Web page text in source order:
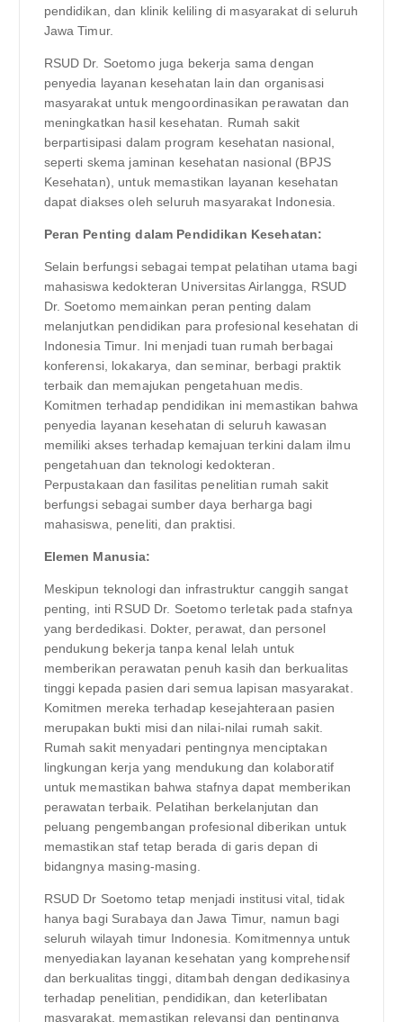
pendidikan, dan klinik keliling di masyarakat di seluruh
Jawa Timur.
RSUD Dr. Soetomo juga bekerja sama dengan
penyedia layanan kesehatan lain dan organisasi
masyarakat untuk mengoordinasikan perawatan dan
meningkatkan hasil kesehatan. Rumah sakit
berpartisipasi dalam program kesehatan nasional,
seperti skema jaminan kesehatan nasional (BPJS
Kesehatan), untuk memastikan layanan kesehatan
dapat diakses oleh seluruh masyarakat Indonesia.
Peran Penting dalam Pendidikan Kesehatan:
Selain berfungsi sebagai tempat pelatihan utama bagi
mahasiswa kedokteran Universitas Airlangga, RSUD
Dr. Soetomo memainkan peran penting dalam
melanjutkan pendidikan para profesional kesehatan di
Indonesia Timur. Ini menjadi tuan rumah berbagai
konferensi, lokakarya, dan seminar, berbagi praktik
terbaik dan memajukan pengetahuan medis.
Komitmen terhadap pendidikan ini memastikan bahwa
penyedia layanan kesehatan di seluruh kawasan
memiliki akses terhadap kemajuan terkini dalam ilmu
pengetahuan dan teknologi kedokteran.
Perpustakaan dan fasilitas penelitian rumah sakit
berfungsi sebagai sumber daya berharga bagi
mahasiswa, peneliti, dan praktisi.
Elemen Manusia:
Meskipun teknologi dan infrastruktur canggih sangat
penting, inti RSUD Dr. Soetomo terletak pada stafnya
yang berdedikasi. Dokter, perawat, dan personel
pendukung bekerja tanpa kenal lelah untuk
memberikan perawatan penuh kasih dan berkualitas
tinggi kepada pasien dari semua lapisan masyarakat.
Komitmen mereka terhadap kesejahteraan pasien
merupakan bukti misi dan nilai-nilai rumah sakit.
Rumah sakit menyadari pentingnya menciptakan
lingkungan kerja yang mendukung dan kolaboratif
untuk memastikan bahwa stafnya dapat memberikan
perawatan terbaik. Pelatihan berkelanjutan dan
peluang pengembangan profesional diberikan untuk
memastikan staf tetap berada di garis depan di
bidangnya masing-masing.
RSUD Dr Soetomo tetap menjadi institusi vital, tidak
hanya bagi Surabaya dan Jawa Timur, namun bagi
seluruh wilayah timur Indonesia. Komitmennya untuk
menyediakan layanan kesehatan yang komprehensif
dan berkualitas tinggi, ditambah dengan dedikasinya
terhadap penelitian, pendidikan, dan keterlibatan
masyarakat, memastikan relevansi dan pentingnya